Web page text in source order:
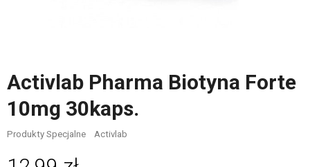
Activlab Pharma Biotyna Forte
10mg 30kaps.
Produkty Specjalne Activlab